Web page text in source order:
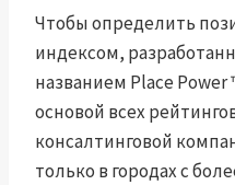
Чтобы определить
индексом,
названием Place
основой всех
консалтинговой
только в городах с